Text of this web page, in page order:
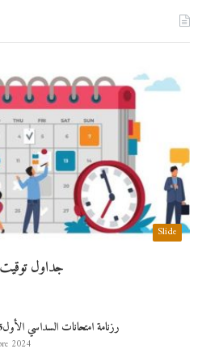
Slide
جداول توقيت
رزنامة امتحانات السداسي الأول2024/2025
2024